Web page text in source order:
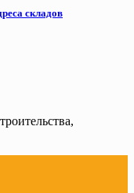
складов